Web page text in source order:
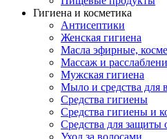
Гигиена и косметика
Антисептики
Женская гигиена
Масла эфирные,
Массаж и
Мужская гигиена
Мыло и средства для
Средства гигиены
Средства гигиены и
Средства для защиты
Уход за волосами